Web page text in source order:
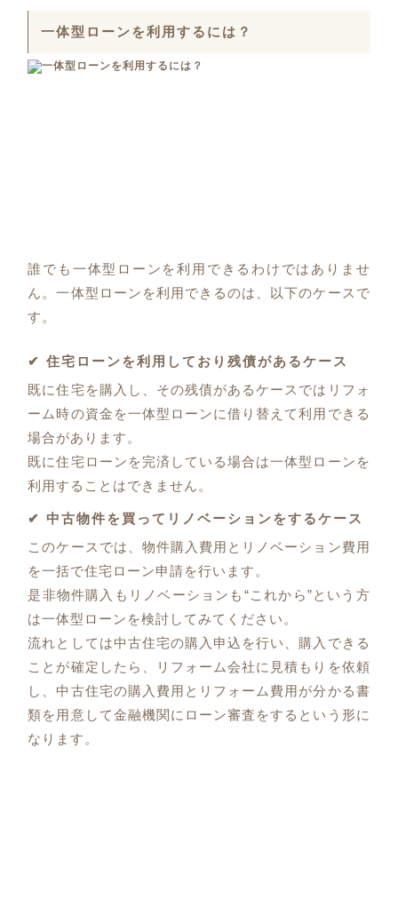
一体型ローンを利用するには？
誰でも一体型ローンを利用できるわけではありませ
ん。一体型ローンを利用できるのは、以下のケースで
す。
✔ 住宅ローンを利用しており残債があるケース
既に住宅を購入し、その残債があるケースではリフォ
ーム時の資金を一体型ローンに借り替えて利用できる
場合があります。
既に住宅ローンを完済している場合は一体型ローンを
利用することはできません。
✔ 中古物件を買ってリノベーションをするケース
このケースでは、物件購入費用とリノベーション費用
を一括で住宅ローン申請を行います。
是非物件購入もリノベーションも“これから”という方
は一体型ローンを検討してみてください。
流れとしては中古住宅の購入申込を行い、購入できる
ことが確定したら、リフォーム会社に見積もりを依頼
し、中古住宅の購入費用とリフォーム費用が分かる書
類を用意して金融機関にローン審査をするという形に
なります。